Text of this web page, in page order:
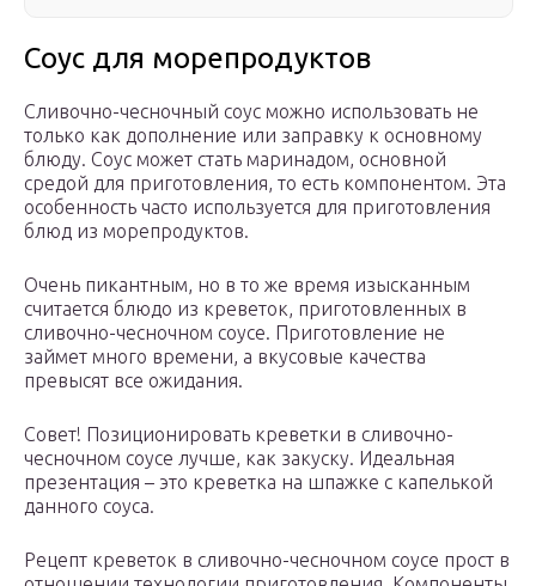
Соус для морепродуктов
Сливочно-чесночный соус можно использовать не
только как дополнение или заправку к основному
блюду. Соус может стать маринадом, основной
средой для приготовления, то есть компонентом. Эта
особенность часто используется для приготовления
блюд из морепродуктов.
Очень пикантным, но в то же время изысканным
считается блюдо из креветок, приготовленных в
сливочно-чесночном соусе. Приготовление не
займет много времени, а вкусовые качества
превысят все ожидания.
Совет! Позиционировать креветки в сливочно-
чесночном соусе лучше, как закуску. Идеальная
презентация – это креветка на шпажке с капелькой
данного соуса.
Рецепт креветок в сливочно-чесночном соусе прост в